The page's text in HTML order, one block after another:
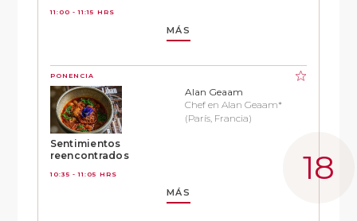
11:00 - 11:15 HRS
MÁS
PONENCIA
Sentimientos
reencontrados
10:35 - 11:05 HRS
Alan Geaam
Chef en Alan Geaam*
(París, Francia)
MÁS